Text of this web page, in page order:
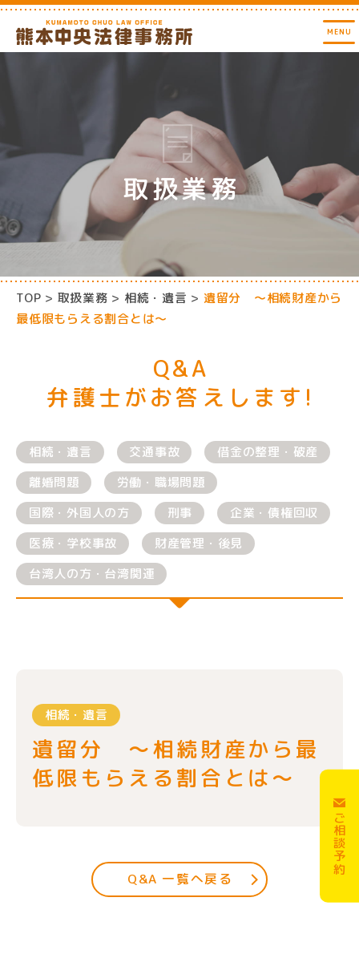
ご相談予約
取扱業務
TOP 取扱業務 相続・遺言
遺留分 ～相続財産から
最低限もらえる割合とは～
Q&A
弁護士がお答えします!
相続・遺言 交通事故
借金の整理・破産
離婚問題
労働・職場問題
国際・外国人の方
刑事
企業・債権回収
医療・学校事故
財産管理・後見
台湾人の方・台湾関連
相続・遺言
遺留分 ～相続財産から最
低限もらえる割合とは～
Q&A 一覧へ戻る